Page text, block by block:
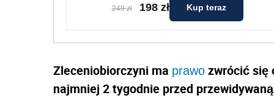
249 zł 198 zł Kup teraz
Zleceniobiorczyni ma prawo zwrócić się
najmniej 2 tygodnie przed